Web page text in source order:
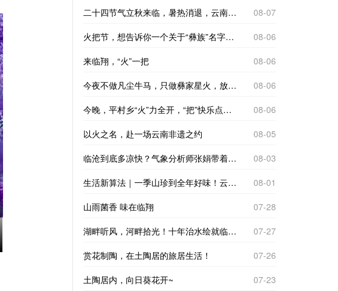
二十四节气立秋来临，暑热消退，云南省临沧市临翔区平村乡迎来一年一度彝族火把节。火种在村民手中依次传递，点点星火连成蜿蜒火龙，点亮整个村寨。
08-07
火把节，想告诉你一个关于“彝族”名字的故事
08-06
来临翔，“火”一把
08-06
今夜不做凡尘牛马，只做彝家星火，放下日常忙碌，围着篝火尽情起舞，以漫天火光，热烈欢度民族佳节。
08-06
今晚，平村乡“火”力全开，“把”快乐点燃！
08-06
以火之名，赴一场云南非遗之约
08-05
临沧到底多凉快？气象分析师张娟带着仪器来实测
08-03
生活新算法｜一季山珍到全年好味！云南临沧“树koko”里的致富经
08-01
山雨菌香 味在临翔
07-28
湖畔听风，河畔拾光！十年治水绘就临翔“家门口的诗与远方”
07-27
赏花制陶，在土陶居的旅居生活！
07-26
土陶居内，向日葵花开~
07-23